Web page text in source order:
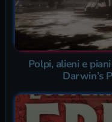
Polpi, alieni e
Darwin’s